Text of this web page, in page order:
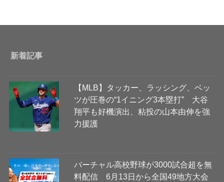
新着記事
【MLB】タッカー、ラッシング、ベッ
ツが圧巻の“1イニング3本塁打” 大谷
翔平も好機演出、粘投の山本由伸を強
力援護
バーチャル高校野球が3000試合超を無
料配信 6月13日から全国49地方大会